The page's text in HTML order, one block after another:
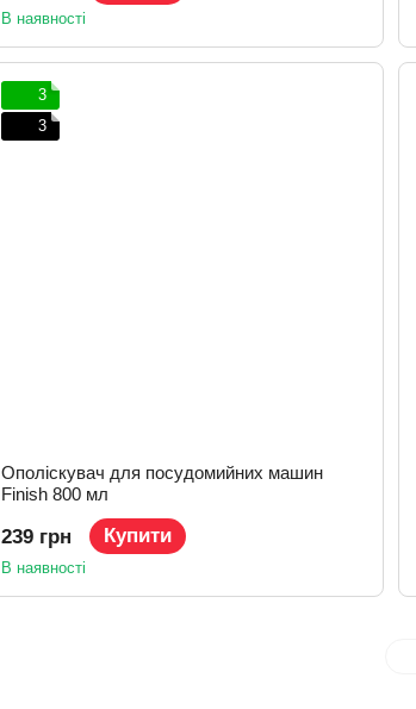
В наявності
3
3
Ополіскувач для посудомийних машин
Finish 800 мл
239 грн Купити
В наявності